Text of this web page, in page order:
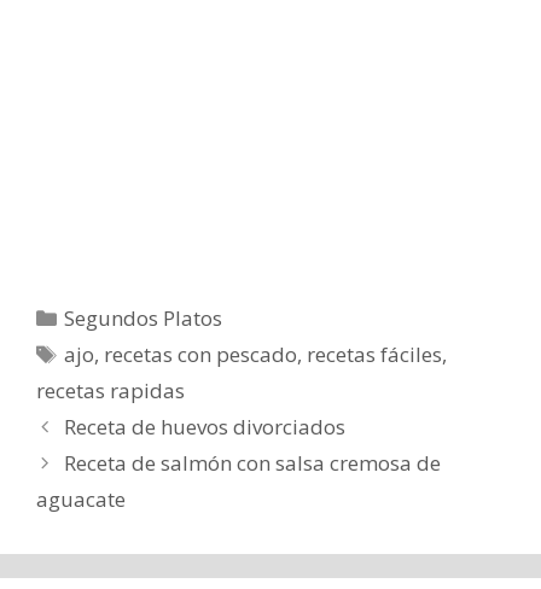
Categorías
Segundos Platos
Etiquetas
ajo, recetas con pescado, recetas fáciles,
recetas rapidas
Receta de huevos divorciados
Receta de salmón con salsa cremosa de
aguacate